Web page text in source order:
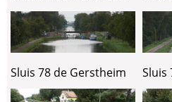
Sluis 78 de Gerstheim Sluis